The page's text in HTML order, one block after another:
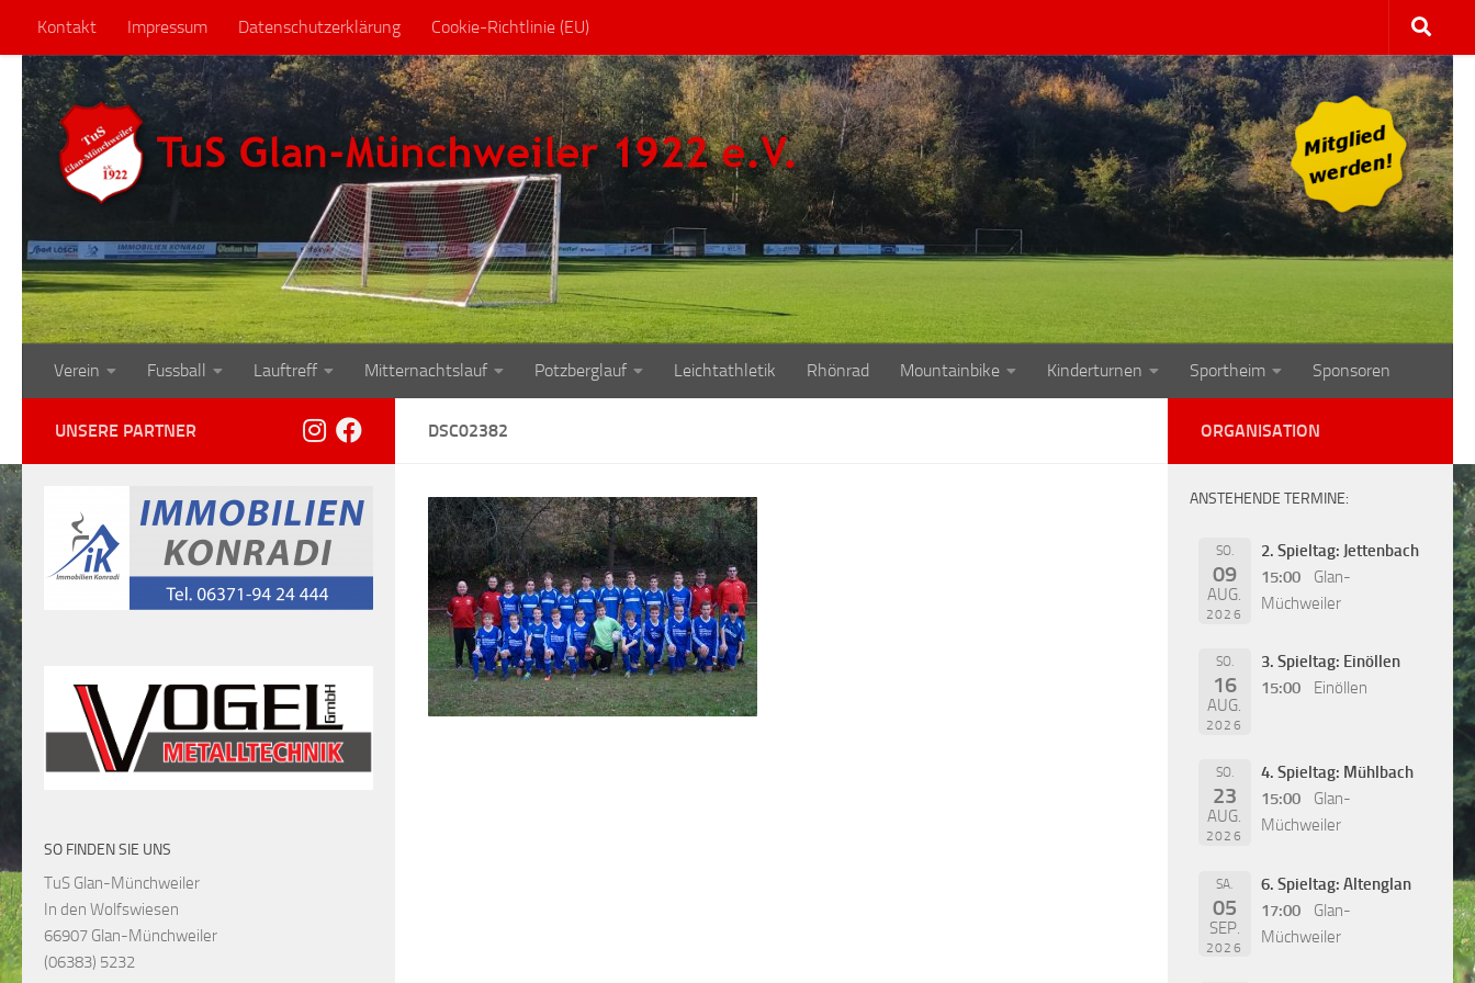
Zum Inhalt springen
Kontakt Impressum Datenschutzerklärung Cookie-Richtlinie (EU)
Verein Fussball Lauftreff Mitternachtslauf Potzberglauf Leichtathletik Rhönrad Mountainbike Kinderturnen Sportheim Sponsoren
DSC02382
UNSERE PARTNER
SO FINDEN SIE UNS
TuS Glan-Münchweiler
In den Wolfswiesen
66907 Glan-Münchweiler
(06383) 5232
ORGANISATION
ANSTEHENDE TERMINE:
SO.
09
AUG.
2026
2. Spieltag: Jettenbach
15:00
Glan-
Müchweiler
SO.
16
AUG.
2026
3. Spieltag: Einöllen
15:00
Einöllen
SO.
23
AUG.
2026
4. Spieltag: Mühlbach
15:00
Glan-
Müchweiler
SA.
05
SEP.
2026
6. Spieltag: Altenglan
17:00
Glan-
Müchweiler